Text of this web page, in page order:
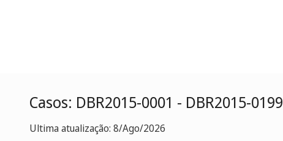
Casos: DBR2015-0001 - DBR2015-0199
Ultima atualização: 8/Ago/2026